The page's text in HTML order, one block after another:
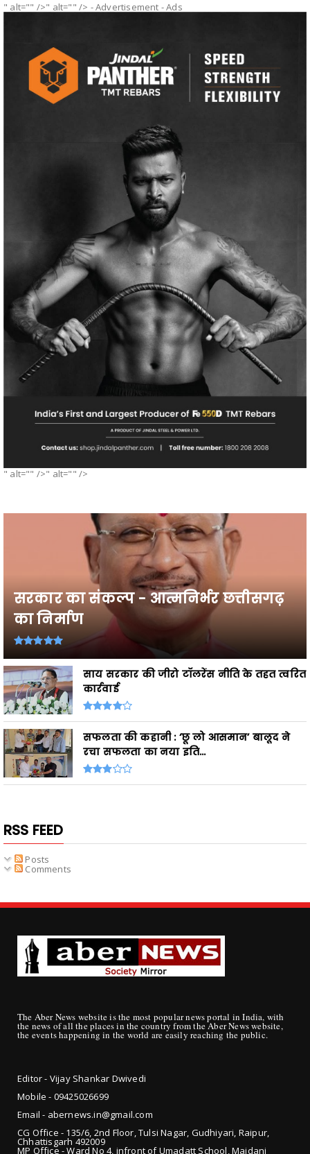
" alt="" />" alt="" /> - Advertisement -Ads
" alt="" />" alt="" />
सरकार का संकल्प - आत्मनिर्भर छत्तीसगढ़
का निर्माण
साय सरकार की जीरो टॉलरेंस नीति के तहत त्वरित
कार्रवाई
सफलता की कहानी : ‘छू लो आसमान’ बालूद ने
रचा सफलता का नया इति...
RSS FEED
Posts
Comments
The Aber News website is the most popular news portal in India, with
the news of all the places in the country from the Aber News website,
the events happening in the world are easily reaching the public.
Editor - Vijay Shankar Dwivedi
Mobile - 09425026699
Email - abernews.in@gmail.com
CG Office - 135/6, 2nd Floor, Tulsi Nagar, Gudhiyari, Raipur,
Chhattisgarh 492009
MP Office - Ward No 4, infront of Umadatt School, Maidani